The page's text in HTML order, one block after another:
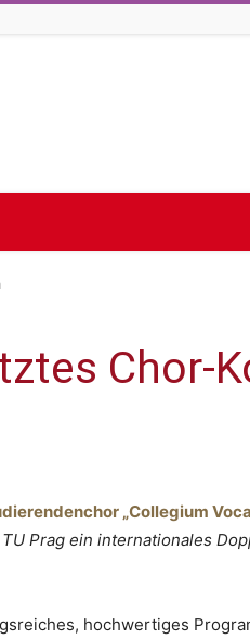
Chor-
„Collegium
Prag ein internationales
hochwertiges